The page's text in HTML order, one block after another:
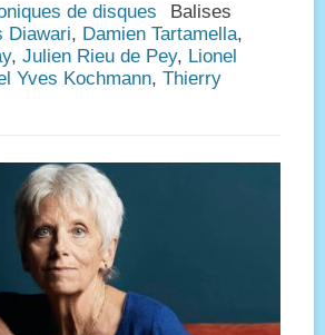
de disques
Balises
Diawari, Damien Tartamella,
, Julien Rieu de Pey, Lionel
Yves Kochmann, Thierry